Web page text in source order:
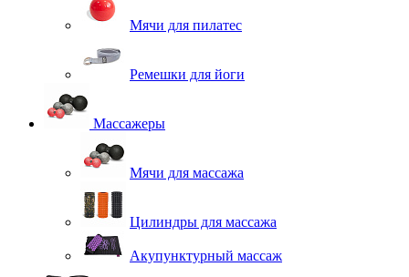
Мячи для пилатес
Ремешки для йоги
Массажеры
Мячи для массажа
Цилиндры для массажа
Акупунктурный массаж